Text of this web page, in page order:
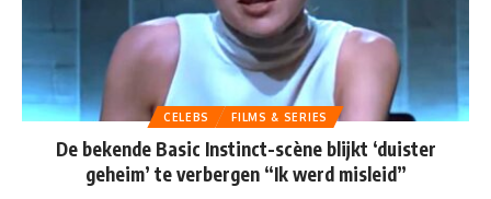
CELEBS FILMS & SERIES
De bekende Basic Instinct-scène blijkt ‘duister
geheim’ te verbergen “Ik werd misleid”